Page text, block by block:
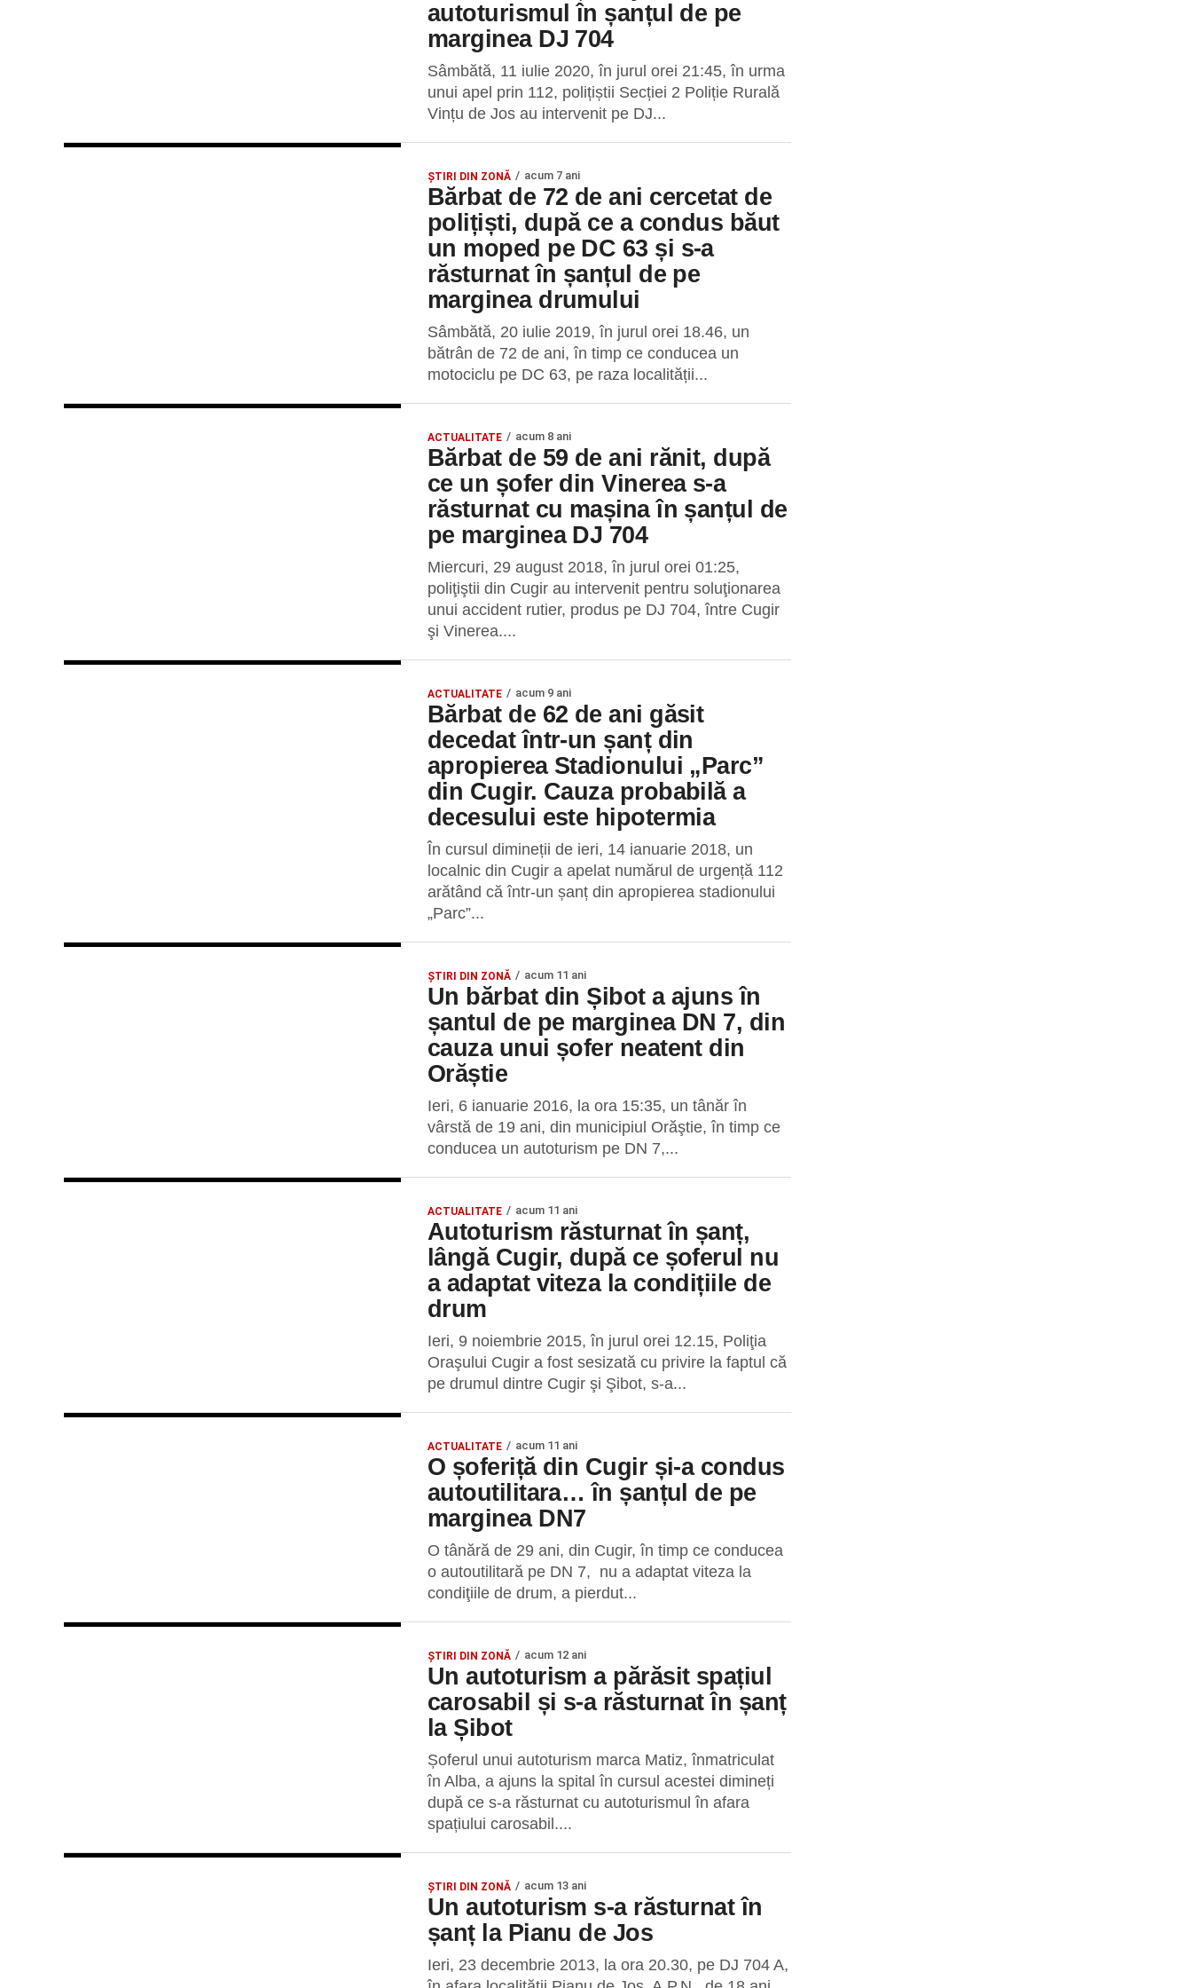
autoturismul în șanțul de pe
marginea DJ 704
Sâmbătă, 11 iulie 2020, în jurul orei 21:45, în urma
unui apel prin 112, polițiștii Secției 2 Poliție Rurală
Vințu de Jos au intervenit pe DJ...
ŞTIRI DIN ZONĂ acum 7 ani
Bărbat de 72 de ani cercetat de
polițiști, după ce a condus băut
un moped pe DC 63 și s-a
răsturnat în șanțul de pe
marginea drumului
Sâmbătă, 20 iulie 2019, în jurul orei 18.46, un
bătrân de 72 de ani, în timp ce conducea un
motociclu pe DC 63, pe raza localității...
ACTUALITATE acum 8 ani
Bărbat de 59 de ani rănit, după
ce un șofer din Vinerea s-a
răsturnat cu mașina în șanțul de
pe marginea DJ 704
Miercuri, 29 august 2018, în jurul orei 01:25,
poliţiştii din Cugir au intervenit pentru soluţionarea
unui accident rutier, produs pe DJ 704, între Cugir
şi Vinerea....
ACTUALITATE acum 9 ani
Bărbat de 62 de ani găsit
decedat într-un șanț din
apropierea Stadionului „Parc”
din Cugir. Cauza probabilă a
decesului este hipotermia
În cursul dimineții de ieri, 14 ianuarie 2018, un
localnic din Cugir a apelat numărul de urgență 112
arătând că într-un șanț din apropierea stadionului
„Parc”...
ŞTIRI DIN ZONĂ acum 11 ani
Un bărbat din Șibot a ajuns în
șantul de pe marginea DN 7, din
cauza unui șofer neatent din
Orăștie
Ieri, 6 ianuarie 2016, la ora 15:35, un tânăr în
vârstă de 19 ani, din municipiul Orăştie, în timp ce
conducea un autoturism pe DN 7,...
ACTUALITATE acum 11 ani
Autoturism răsturnat în șanț,
lângă Cugir, după ce șoferul nu
a adaptat viteza la condițiile de
drum
Ieri, 9 noiembrie 2015, în jurul orei 12.15, Poliţia
Oraşului Cugir a fost sesizată cu privire la faptul că
pe drumul dintre Cugir şi Şibot, s-a...
ACTUALITATE acum 11 ani
O șoferiță din Cugir și-a condus
autoutilitara… în șanțul de pe
marginea DN7
O tânără de 29 ani, din Cugir, în timp ce conducea
o autoutilitară pe DN 7, nu a adaptat viteza la
condiţiile de drum, a pierdut...
ŞTIRI DIN ZONĂ acum 12 ani
Un autoturism a părăsit spațiul
carosabil și s-a răsturnat în șanț
la Șibot
Șoferul unui autoturism marca Matiz, înmatriculat
în Alba, a ajuns la spital în cursul acestei dimineți
după ce s-a răsturnat cu autoturismul în afara
spațiului carosabil....
ŞTIRI DIN ZONĂ acum 13 ani
Un autoturism s-a răsturnat în
șanț la Pianu de Jos
Ieri, 23 decembrie 2013, la ora 20.30, pe DJ 704 A,